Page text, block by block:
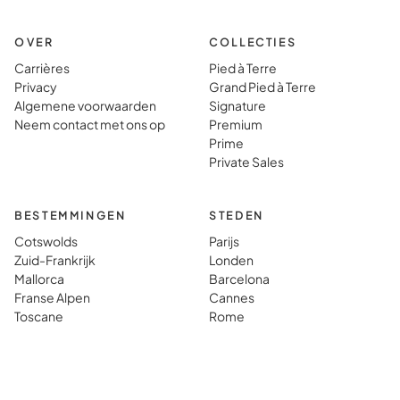
OVER
Carrières
Privacy
Algemene voorwaarden
Neem contact met ons op
COLLECTIES
Pied à Terre
Grand Pied à Terre
Signature
Premium
Prime
Private Sales
BESTEMMINGEN
Cotswolds
Zuid-Frankrijk
Mallorca
Franse Alpen
Toscane
STEDEN
Parijs
Londen
Barcelona
Cannes
Rome